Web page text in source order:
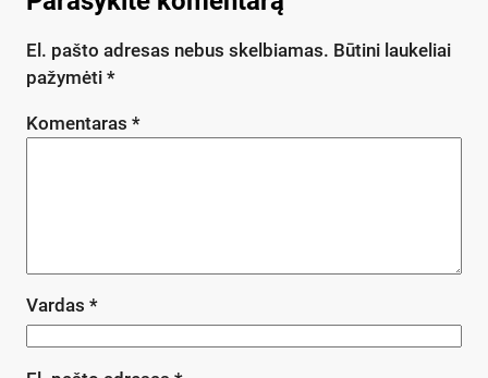
El. pašto adresas nebus skelbiamas. Būtini laukeliai
pažymėti *
Komentaras *
Vardas *